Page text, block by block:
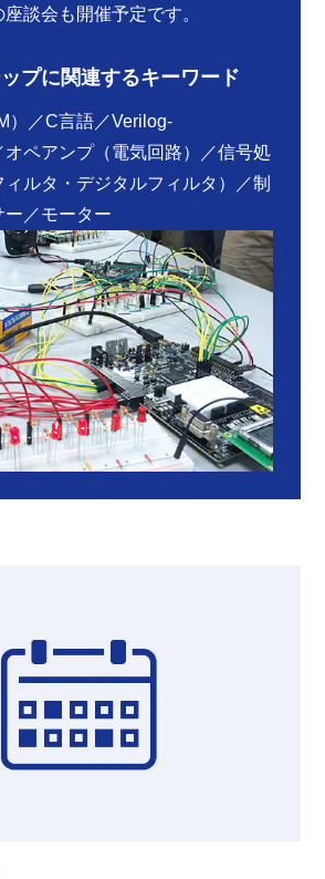
談会も開催予定です。
プに関連するキーワード
）／C言語／Verilog-
ペアンプ（電気回路）／信号処
ルタ・デジタルフィルタ）／制
／モーター